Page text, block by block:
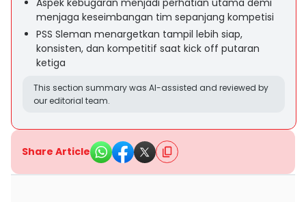
Aspek kebugaran menjadi perhatian utama demi
menjaga keseimbangan tim sepanjang kompetisi
PSS Sleman menargetkan tampil lebih siap,
konsisten, dan kompetitif saat kick off putaran
ketiga
This section summary was AI-assisted and reviewed by
our editorial team.
Share Article